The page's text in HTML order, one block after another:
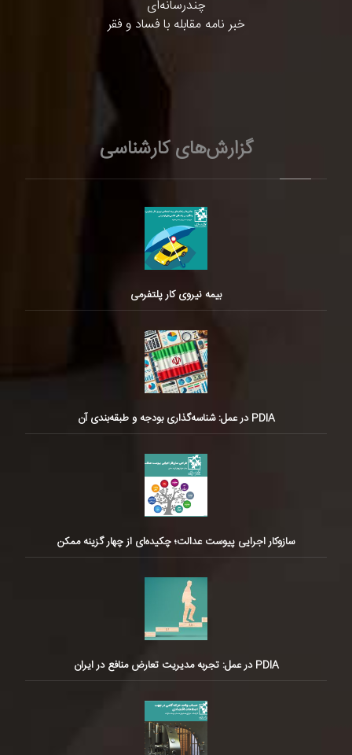
چندرسانه‌ای
خبر نامه مقابله با فساد و فقر
گزارش‌های کارشناسی
بیمه نیروی کار پلتفرمی
PDIA در عمل: شناسه‌گذاری بودجه و طبقه‌بندی آن
سازوکار اجرایی پیوست عدالت؛ چکیده‌ای از چهار گزینه ممکن
PDIA در عمل: تجربه مدیریت تعارض منافع در ایران